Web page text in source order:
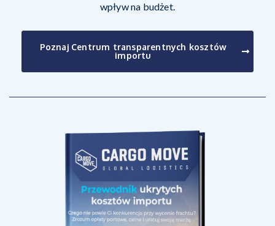
wpływ na budżet.
Poznaj Centrum transparentnych kosztów
importu